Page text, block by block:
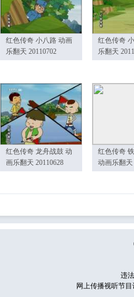
红色传奇 小八路 动画
乐翻天 20110702
红色传奇
乐翻天
红色传奇 龙舟战鼓 动
画乐翻天 20110628
红色传奇
动画乐翻天
违
网上传播视听节目